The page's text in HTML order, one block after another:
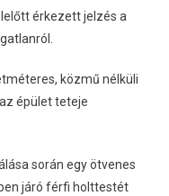
érkezett jelzés a
közmű nélküli
épület teteje
során egy ötvenes
járó férfi holttestét